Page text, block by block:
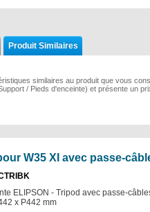
Produit Similaires
similaires au produit que vous
/ Pieds d'enceinte) et présente un
W35 XI avec passe-
ELIPSON - Tripod avec passe-
x P442 mm